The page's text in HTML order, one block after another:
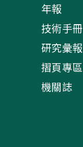
年報
技術手冊
研究彙報
摺頁專區
機關誌